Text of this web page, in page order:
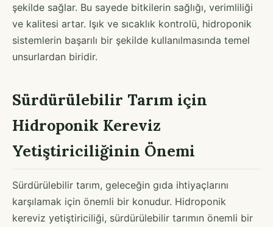
şekilde sağlar. Bu sayede bitkilerin sağlığı, verimliliği
ve kalitesi artar. Işık ve sıcaklık kontrolü, hidroponik
sistemlerin başarılı bir şekilde kullanılmasında temel
unsurlardan biridir.
Sürdürülebilir Tarım için
Hidroponik Kereviz
Yetiştiriciliğinin Önemi
Sürdürülebilir tarım, geleceğin gıda ihtiyaçlarını
karşılamak için önemli bir konudur. Hidroponik
kereviz yetiştiriciliği, sürdürülebilir tarımın önemli bir